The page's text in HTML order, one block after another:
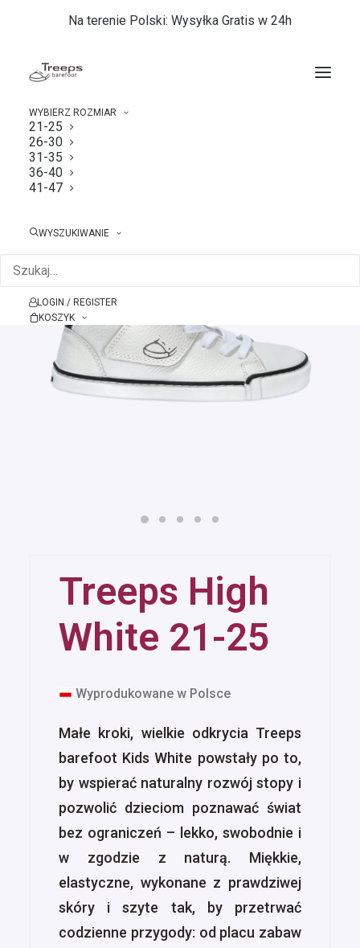
Na terenie Polski: Wysyłka Gratis w 24h
WYBIERZ ROZMIAR
21-25
26-30
31-35
36-40
41-47
WYSZUKIWANIE
LOGIN / REGISTER
KOSZYK
Strona główna
Treeps High
White 21-25
Wyprodukowane w Polsce
Małe kroki, wielkie odkrycia Treeps
barefoot Kids White powstały po to,
by wspierać naturalny rozwój stopy i
pozwolić dzieciom poznawać świat
bez ograniczeń – lekko, swobodnie i
w zgodzie z naturą. Miękkie,
elastyczne, wykonane z prawdziwej
skóry i szyte tak, by przetrwać
codzienne przygody: od placu zabaw